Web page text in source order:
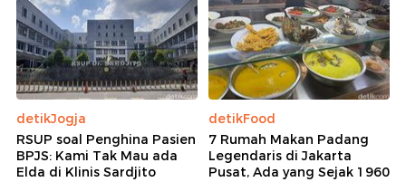
detikJogja
RSUP soal Penghina Pasien
BPJS: Kami Tak Mau ada
Elda di Klinis Sardjito
detikFood
7 Rumah Makan Padang
Legendaris di Jakarta
Pusat, Ada yang Sejak 1960